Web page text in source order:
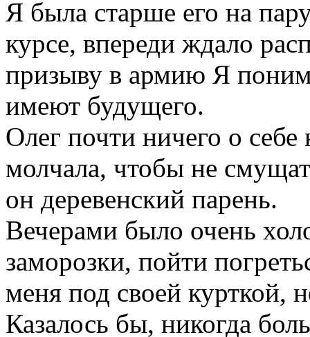
Я была старше его на
курсе, впереди ждало
призыву в армию Я
имеют будущего.
Олег почти ничего о
молчала, чтобы не
он деревенский парень.
Вечерами было очень
заморозки, пойти
меня под своей курткой,
Казалось бы, никогда